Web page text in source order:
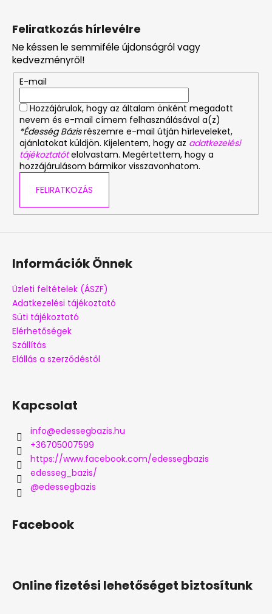
Feliratkozás hírlevélre
Ne késsen le semmiféle újdonságról vagy
kedvezményről!
E-mail
Hozzájárulok, hogy az általam önként megadott
nevem és e-mail címem felhasználásával a(z)
*Édesség Bázisrészemre e-mail útján hírleveleket,
ajánlatokat küldjön. Kijelentem, hogy az adatkezelési
tájékoztatót elolvastam. Megértettem, hogy a
hozzájárulásom bármikor visszavonhatom.
FELIRATKOZÁS
Információk Önnek
Üzleti feltételek (ÁSZF)
Adatkezelési tájékoztató
Süti tájékoztató
Elérhetőségek
Szállítás
Elállás a szerződéstől
Kapcsolat
info@edessegbazis.hu
+36705007599
https://www.facebook.com/edessegbazis
edesseg_bazis/
@edessegbazis
Facebook
Online fizetési lehetőséget biztosítunk